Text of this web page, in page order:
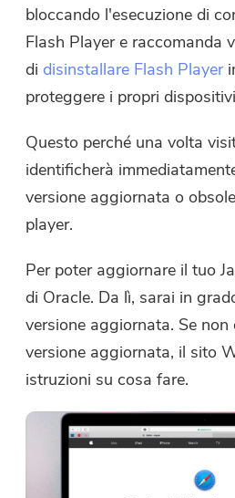
bloccando l'esecuzione di
Flash Player e raccomanda
didisinstallare Flash Player
proteggere i propri
Questo perché una volta
identificherà
versione aggiornata o
player.
Per poter aggiornare il tuo
di Oracle. Da lì, sarai in
versione aggiornata. Se non
versione aggiornata, il sito
istruzioni su cosa fare.